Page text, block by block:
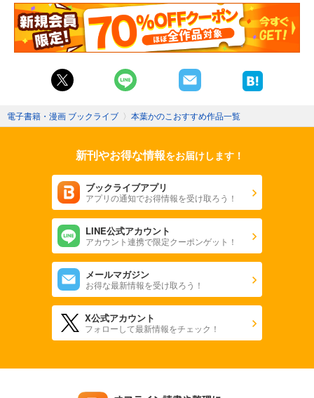
電子書籍・漫画 ブックライブ 〉 本葉かのこおすすめ作品一覧
新刊やお得な情報をお届けします！
ブックライブアプリ
アプリの通知でお得情報を受け取ろう！
LINE公式アカウント
アカウント連携で限定クーポンゲット！
メールマガジン
お得な最新情報を受け取ろう！
X公式アカウント
フォローして最新情報をチェック！